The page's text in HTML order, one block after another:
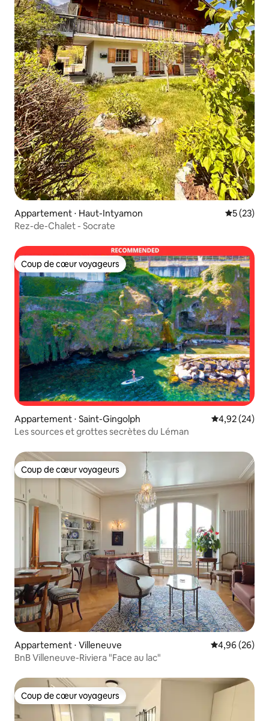
Appartement ⋅ Haut-Intyamon
5 (23)
Rez-de-Chalet - Socrate
Coup de cœur voyageurs
Coup de cœur voyageurs
Appartement ⋅ Saint-Gingolph Évaluation
4,92 (24)
Les sources et grottes secrètes du Léman
Coup de cœur voyageurs
Coup de cœur voyageurs
Appartement ⋅ Villeneuve Évaluation
4,96 (26)
BnB Villeneuve-Riviera "Face au lac"
Coup de cœur voyageurs
Coup de cœur voyageurs